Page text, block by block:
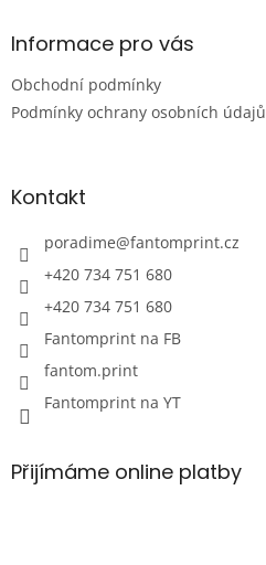
aInformace pro vás
Obchodní podmínky
Podmínky ochrany osobních údajů
Kontakt
poradime@fantomprint.cz
+420 734 751 680
+420 734 751 680
Fantomprint na FB
fantom.print
Fantomprint na YT
Přijímáme online platby